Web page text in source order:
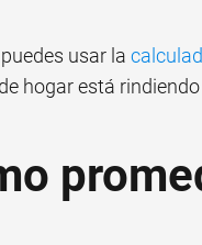
usar la
hogar está